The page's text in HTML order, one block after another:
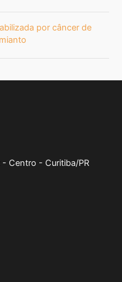
por câncer de
- Centro - Curitiba/PR